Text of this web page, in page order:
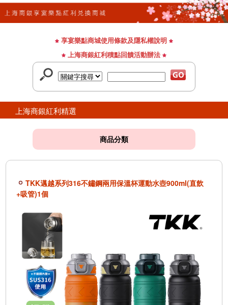
享宴樂點商城使用條款及隱私權說明
上海商銀紅利積點回饋活動辦法
上海商銀紅利精選
商品分類
TKK邁越系列316不鏽鋼兩用保溫杯運動水壺900ml(直飲
+吸管)1個